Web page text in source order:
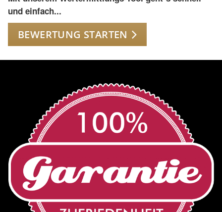
und einfach...
BEWERTUNG STARTEN